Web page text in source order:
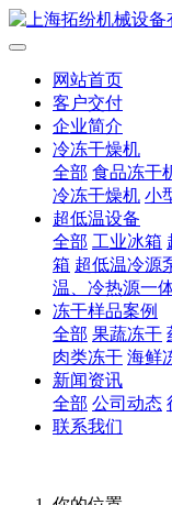
网站首页
客户交付
企业简介
冷冻干燥机
全部 食品冻干
冷冻干燥机 小
超低温设备
全部 工业冰箱
箱 超低温冷源
温、冷热源一
冻干样品案例
全部 果蔬冻干
肉类冻干 海鲜
新闻资讯
全部 公司动态
联系我们